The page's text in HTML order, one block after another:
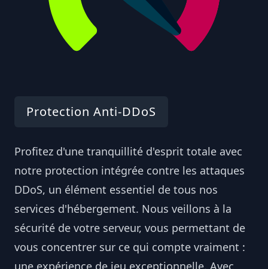
Protection Anti-DDoS
Profitez d'une tranquillité d'esprit totale avec
notre protection intégrée contre les attaques
DDoS, un élément essentiel de tous nos
services d'hébergement. Nous veillons à la
sécurité de votre serveur, vous permettant de
vous concentrer sur ce qui compte vraiment :